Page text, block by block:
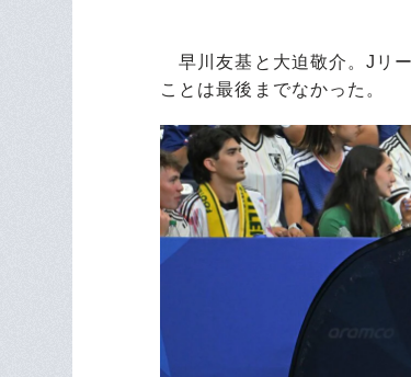
早川友基と大迫敬介。Jリ
ことは最後までなかった。